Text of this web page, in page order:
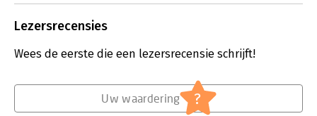
zien. Het boek is
mindfulness op
Lezersrecensies
Wees de eerste die een lezersrecensie schrijft!
Uw waardering ?